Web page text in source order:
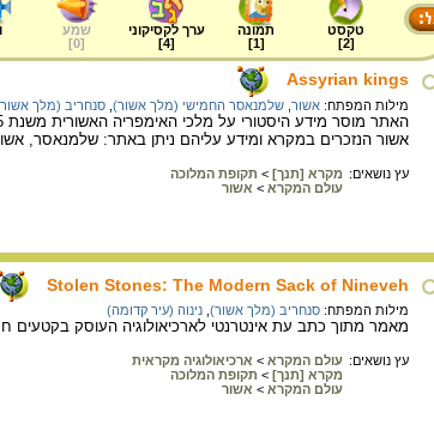
טקסט
[
2
]
תמונה
[
1
]
ערך לקסיקוני
[
4
]
שמע
[
0
]
Assyrian kings
מילות המפתח: אשור שלמנאסר החמישי (מלך אשור) סנחריב (מלך
אשור הנזכרים במקרא ומידע עליהם ניתן באתר: שלמנאסר,
עץ נושאים: מקרא [תנך] > תקופת המלוכה
עולם המקרא > אשור
Stolen Stones: The Modern Sack of Nineveh
מילות המפתח: סנחריב (מלך אשור) נינוה (עיר קדומה)
מאמר מתוך כתב עת אינטרנטי לארכיאולוגיה העוסק בקטעים
עץ נושאים: עולם המקרא > ארכיאולוגיה מקראית
מקרא [תנך] > תקופת המלוכה
עולם המקרא > אשור